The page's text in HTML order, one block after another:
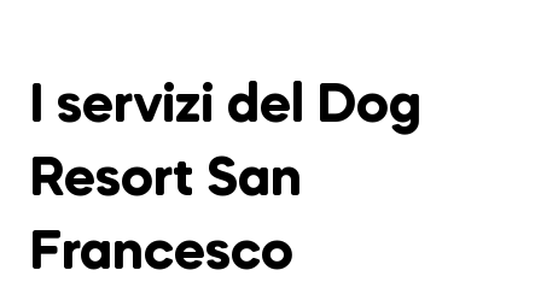
I servizi del Dog
Resort San
Francesco